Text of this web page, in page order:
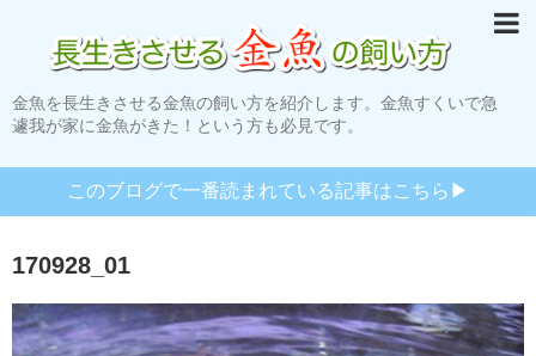
金魚を長生きさせる金魚の飼い方を紹介します。金魚すくいで急
遽我が家に金魚がきた！という方も必見です。
このブログで一番読まれている記事はこちら▶︎
170928_01